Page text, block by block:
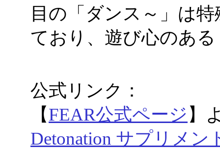
目の「ダンス～」は
ており、遊び心のあ
公式リンク：
【FEAR公式ページ 】
Detonation サプリメ